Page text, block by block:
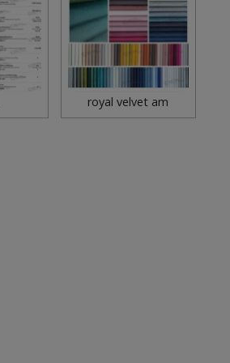
royal velvet am